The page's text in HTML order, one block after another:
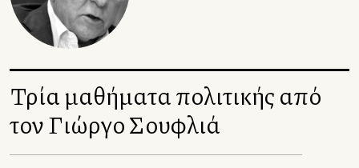
Τρία μαθήματα πολιτικής από
τον Γιώργο Σουφλιά